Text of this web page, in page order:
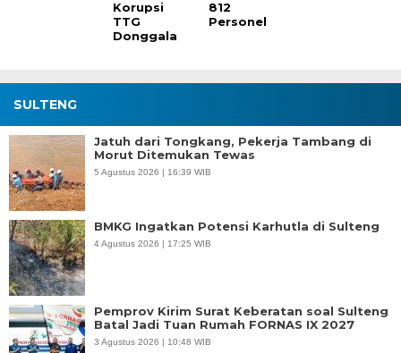
Korupsi
TTG
Donggala
812
Personel
SULTENG
Jatuh dari Tongkang, Pekerja Tambang di
Morut Ditemukan Tewas
5 Agustus 2026 | 16:39 WIB
BMKG Ingatkan Potensi Karhutla di Sulteng
4 Agustus 2026 | 17:25 WIB
Pemprov Kirim Surat Keberatan soal Sulteng
Batal Jadi Tuan Rumah FORNAS IX 2027
3 Agustus 2026 | 10:48 WIB